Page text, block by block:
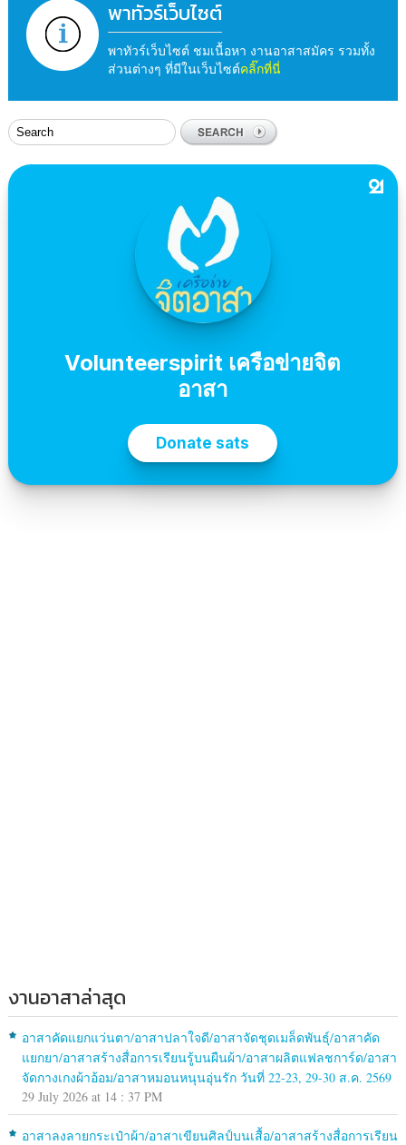
พาทัวร์เว็บไซต์
พาทัวร์เว็บไซต์ ชมเนื้อหา งานอาสาสมัคร รวมทั้ง
ส่วนต่างๆ ที่มีในเว็บไซต์คลิ๊กที่นี่
งานอาสาล่าสุด
อาสาคัดแยกแว่นตา/อาสาปลาใจดี/อาสาจัดชุดเมล็ดพันธุ์/อาสาคัด
แยกยา/อาสาสร้างสื่อการเรียนรู้บนผืนผ้า/อาสาผลิตแฟลชการ์ด/อาสา
จัดกางเกงผ้าอ้อม/อาสาหมอนหนุนอุ่นรัก วันที่ 22-23, 29-30 ส.ค. 2569
29 July 2026 at 14 : 37 PM
อาสาลงลายกระเป๋าผ้า/อาสาเขียนศิลป์บนเสื้อ/อาสาสร้างสื่อการเรียน